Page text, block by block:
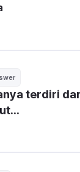
terdiri